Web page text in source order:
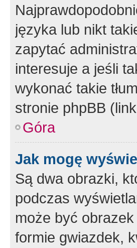
języka lub nikt
zapytać
interesuje a jeśli
wykonać takie
stronie phpBB
Góra
Jak mogę
Są dwa obrazki,
podczas
może być
formie gwiazdek,